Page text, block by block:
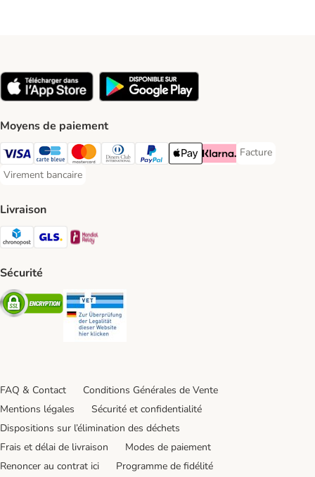
Moyens de paiement
Visa Payment Method
carte bleue Payment Method
Master Card Payment Method
Diners Club Payment Method
Paypal Payment Method
Apple Pay Payment Method
Klarna Payment Method
Facture
Facture
Virement bancaire
Virement bancaire Payment Method
Livraison
Chronopost Shipping Method
GLS Shipping Method
Sécurité
Security
FAQ & Contact
Conditions Générales de Vente
Mentions légales
Sécurité et confidentialité
Dispositions sur l’élimination des déchets
Frais et délai de livraison
Modes de paiement
Renoncer au contrat ici
Programme de fidélité